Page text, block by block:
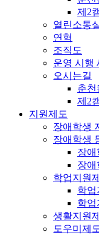
제2
열린소통
연혁
조직도
운영 시행
오시는길
춘천
제2
지원제도
장애학생
장애학생
장애
장애
학업지원
학업
학업
생활지원
도우미제